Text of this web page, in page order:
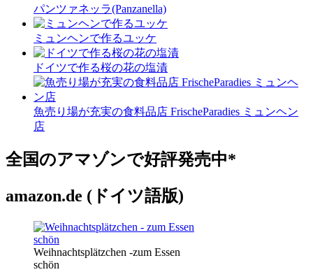
パンツァネッラ(Panzanella)
ミュンヘンで作るユッケ
ドイツで作る桜の花の塩漬
魚売り場が充実の食料品店 FrischeParadies ミュンヘン
店
全国のアマゾンで好評発売中*
amazon.de (ドイツ語版)
Weihnachtsplätzchen -zum Essen
schön